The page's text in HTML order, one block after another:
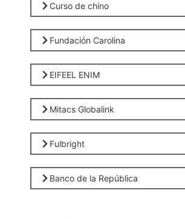
Curso de chino
Fundación Carolina
EIFEEL ENIM
Mitacs Globalink
Fulbright
Banco de la República